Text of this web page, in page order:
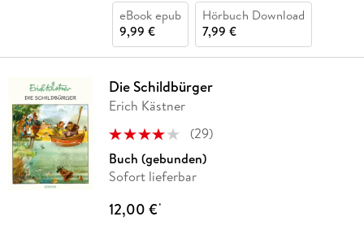
eBook epub
9,99 €
Hörbuch Download
7,99 €
Die Schildbürger
Erich Kästner
(29)
Buch (gebunden)
Sofort lieferbar
12,00 €*